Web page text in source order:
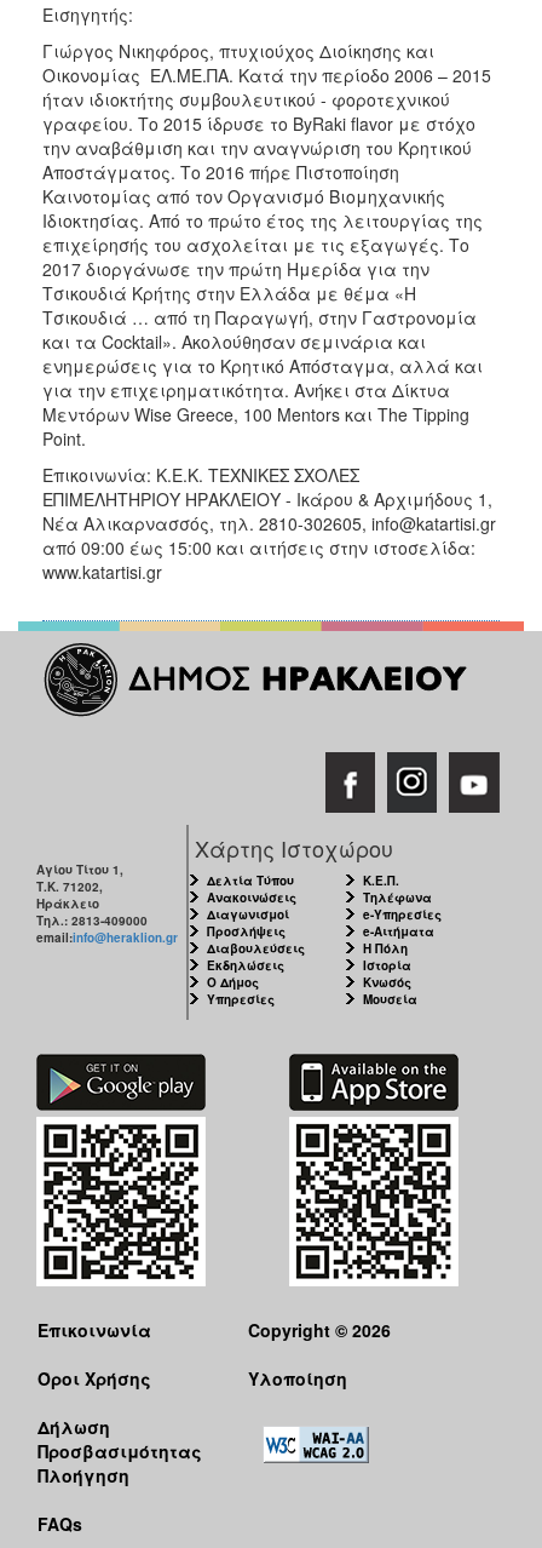
Εισηγητής:
Γιώργος Νικηφόρος, πτυχιούχος Διοίκησης και
Οικονομίας ΕΛ.ΜΕ.ΠΑ. Κατά την περίοδο 2006 – 2015
ήταν ιδιοκτήτης συμβουλευτικού - φοροτεχνικού
γραφείου. Το 2015 ίδρυσε το ByRaki flavor με στόχο
την αναβάθμιση και την αναγνώριση του Κρητικού
Αποστάγματος. Το 2016 πήρε Πιστοποίηση
Καινοτομίας από τον Οργανισμό Βιομηχανικής
Ιδιοκτησίας. Από το πρώτο έτος της λειτουργίας της
επιχείρησής του ασχολείται με τις εξαγωγές. Το
2017 διοργάνωσε την πρώτη Ημερίδα για την
Τσικουδιά Κρήτης στην Ελλάδα με θέμα «Η
Τσικουδιά … από τη Παραγωγή, στην Γαστρονομία
και τα Cocktail». Ακολούθησαν σεμινάρια και
ενημερώσεις για το Κρητικό Απόσταγμα, αλλά και
για την επιχειρηματικότητα. Ανήκει στα Δίκτυα
Μεντόρων Wise Greece, 100 Mentors και The Tipping
Point.
Επικοινωνία: Κ.Ε.Κ. ΤΕΧΝΙΚΕΣ ΣΧΟΛΕΣ
ΕΠΙΜΕΛΗΤΗΡΙΟΥ ΗΡΑΚΛΕΙΟΥ - Ικάρου & Αρχιμήδους 1,
Νέα Αλικαρνασσός, τηλ. 2810-302605, info@katartisi.gr
από 09:00 έως 15:00 και αιτήσεις στην ιστοσελίδα:
www.katartisi.gr
Αγίου Τίτου 1,
Τ.Κ. 71202,
Ηράκλειο
Τηλ.: 2813-409000
email:info@heraklion.gr
Χάρτης Ιστοχώρου
Δελτία Τύπου
Ανακοινώσεις
Διαγωνισμοί
Προσλήψεις
Διαβουλεύσεις
Εκδηλώσεις
Ο Δήμος
Υπηρεσίες
Κ.Ε.Π.
Τηλέφωνα
e-Υπηρεσίες
e-Αιτήματα
Η Πόλη
Ιστορία
Κνωσός
Μουσεία
Επικοινωνία
Όροι Χρήσης
Δήλωση
Προσβασιμότητας
Πλοήγηση
FAQs
Copyright © 2026
Υλοποίηση